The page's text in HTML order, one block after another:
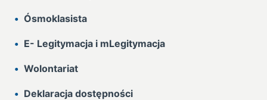
Ósmoklasista
E- Legitymacja i mLegitymacja
Wolontariat
Deklaracja dostępności